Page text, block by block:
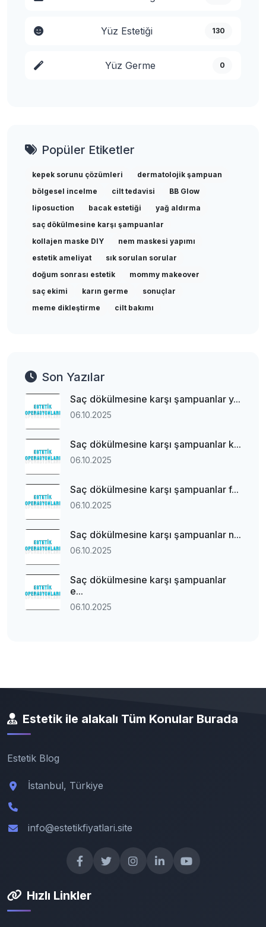
Yüz Estetiği 130
Yüz Germe 0
Popüler Etiketler
kepek sorunu çözümleri
dermatolojik şampuan
bölgesel incelme
cilt tedavisi
BB Glow
liposuction
bacak estetiği
yağ aldırma
saç dökülmesine karşı şampuanlar
kollajen maske DIY
nem maskesi yapımı
estetik ameliyat
sık sorulan sorular
doğum sonrası estetik
mommy makeover
saç ekimi
karın germe
sonuçlar
meme dikleştirme
cilt bakımı
Son Yazılar
Saç dökülmesine karşı şampuanlar y...
06.10.2025
Saç dökülmesine karşı şampuanlar k...
06.10.2025
Saç dökülmesine karşı şampuanlar f...
06.10.2025
Saç dökülmesine karşı şampuanlar n...
06.10.2025
Saç dökülmesine karşı şampuanlar
e...
06.10.2025
Estetik ile alakalı Tüm Konular Burada
Estetik Blog
İstanbul, Türkiye
info@estetikfiyatlari.site
Hızlı Linkler